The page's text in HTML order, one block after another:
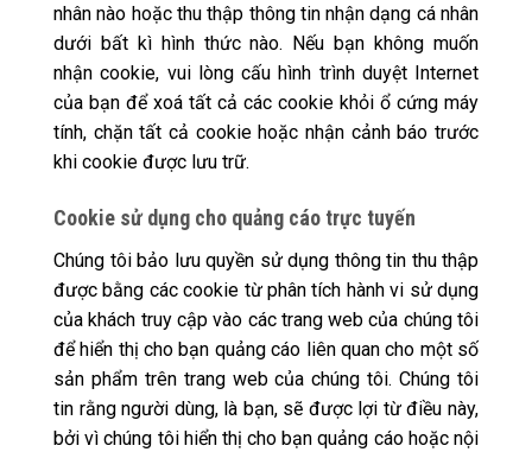
nhân nào hoặc thu thập thông tin nhận dạng cá nhân
dưới bất kì hình thức nào. Nếu bạn không muốn
nhận cookie, vui lòng cấu hình trình duyệt Internet
của bạn để xoá tất cả các cookie khỏi ổ cứng máy
tính, chặn tất cả cookie hoặc nhận cảnh báo trước
khi cookie được lưu trữ.
Cookie sử dụng cho quảng cáo trực tuyến
Chúng tôi bảo lưu quyền sử dụng thông tin thu thập
được bằng các cookie từ phân tích hành vi sử dụng
của khách truy cập vào các trang web của chúng tôi
để hiển thị cho bạn quảng cáo liên quan cho một số
sản phẩm trên trang web của chúng tôi. Chúng tôi
tin rằng người dùng, là bạn, sẽ được lợi từ điều này,
bởi vì chúng tôi hiển thị cho bạn quảng cáo hoặc nội